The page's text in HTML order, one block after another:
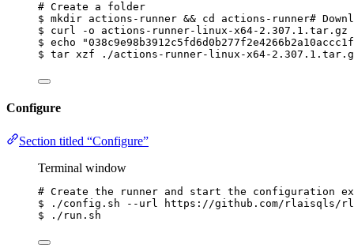
# Create a folder
$ mkdir actions-runner && cd actions-runner#
$
curl -o
actions-runner-linux-x64-2.307.1.tar.gz
$ echo "
$ tar xzf ./actions-runner-linux-x64-
Configure
Section titled “Configure”
Terminal window
# Create the runner and start the configuration
$
./config.sh --url
https://github.com/rlaisqls/
$
./run.sh